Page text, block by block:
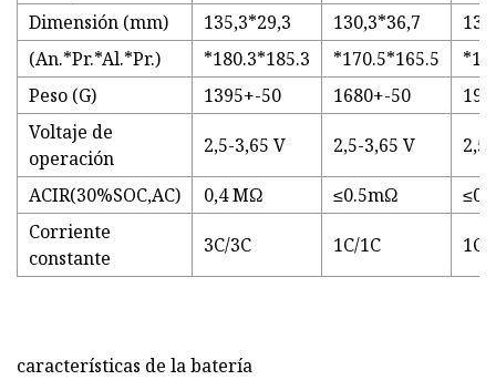
Dimensión (mm)
135,3*29,3 130,3*36,7
(An.*Pr.*Al.*Pr.)
*180.3*185.3 *170.5*165.5
Peso (G)
1395+-50 1680+-50
Voltaje de
operación
2,5-3,65 V 2,5-3,65 V
ACIR(30%SOC,AC) 0,4 MΩ ≤0.5mΩ
Corriente
constante
3C/3C 1C/1C 1C/
características de la batería